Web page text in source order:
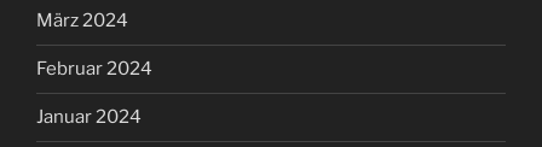
März 2024
Februar 2024
Januar 2024